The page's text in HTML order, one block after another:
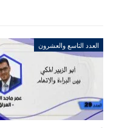
العدد التاسع والعشرون